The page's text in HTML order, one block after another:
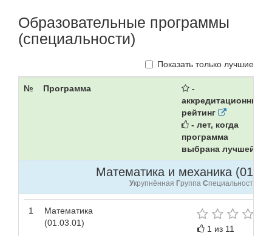
Образовательные программы
(специальности)
Показать только лучшие
№ Программа
-
аккредитационный
рейтинг
- лет, когда
программа
выбрана лучшей
Математика и механика
Укрупнённая Группа Специальностей
1
Математика
(01.03.01)
1 из 11